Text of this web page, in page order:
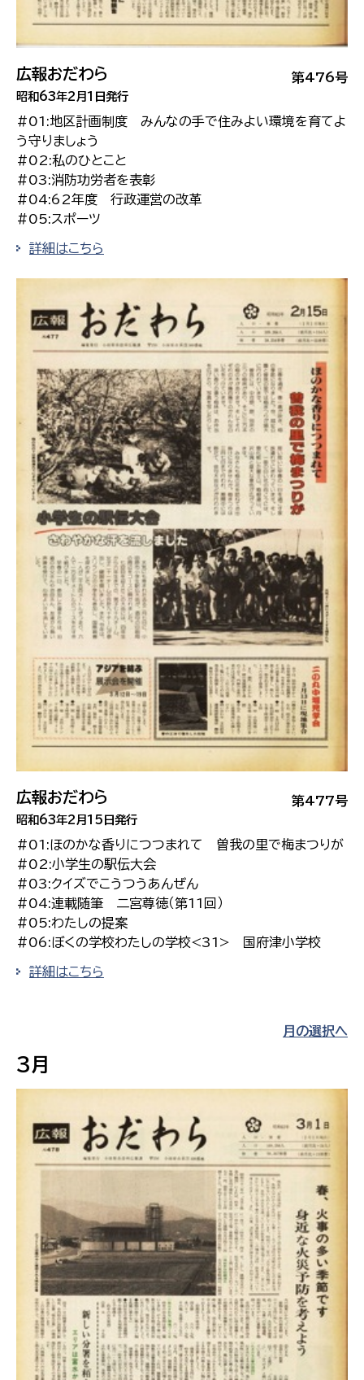
第476号
広報おだわら
昭和63年2月1日発行
#01:地区計画制度 みんなの手で住みよい環境を育てよ
う守りましょう
#02:私のひとこと
#03:消防功労者を表彰
#04:62年度 行政運営の改革
#05:スポーツ
詳細はこちら
第477号
広報おだわら
昭和63年2月15日発行
#01:ほのかな香りにつつまれて 曽我の里で梅まつりが
#02:小学生の駅伝大会
#03:クイズでこうつうあんぜん
#04:連載随筆 二宮尊徳（第11回）
#05:わたしの提案
#06:ぼくの学校わたしの学校<31> 国府津小学校
詳細はこちら
月の選択へ
3月